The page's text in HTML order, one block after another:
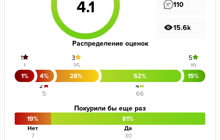
110
15.6k
Распределение оценок
1%
1
1
4%
2
5
28%
3
35
52%
4
66
15%
5
19
Покурили бы еще раз
19%
Нет
7
81%
Да
30